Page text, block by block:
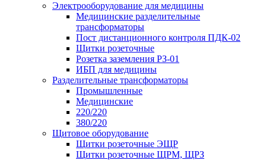
Электрооборудование для медицины
Медицинские разделительные
трансформаторы
Пост дистанционного контроля ПДК-02
Щитки розеточные
Розетка заземления РЗ-01
ИБП для медицины
Разделительные трансформаторы
Промышленные
Медицинские
220/220
380/220
Щитовое оборудование
Щитки розеточные ЭЩР
Щитки розеточные ЩРМ, ЩРЗ